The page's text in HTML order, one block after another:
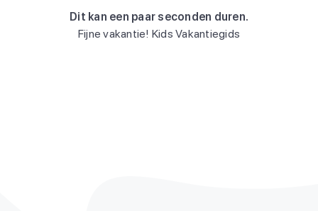
Dit kan een paar seconden duren.
Fijne vakantie! Kids Vakantiegids